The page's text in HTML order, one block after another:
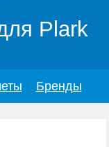
Plark
Бренды